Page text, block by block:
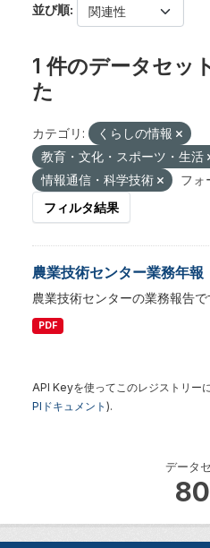
データ
並び順
1 件のデータセッ
た
カテゴリ:
くらしの情報
教育・文化・スポーツ・生活
情報通信・科学技術
フォ
フィルタ結果
農業技術センター業務年報
農業技術センターの業務報告で
PDF
API Keyを使ってこのレジストリー
PIドキュメント ).